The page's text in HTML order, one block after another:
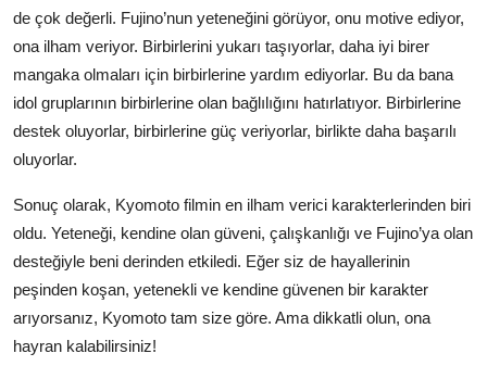
de çok değerli. Fujino’nun yeteneğini görüyor, onu motive ediyor,
ona ilham veriyor. Birbirlerini yukarı taşıyorlar, daha iyi birer
mangaka olmaları için birbirlerine yardım ediyorlar. Bu da bana
idol gruplarının birbirlerine olan bağlılığını hatırlatıyor. Birbirlerine
destek oluyorlar, birbirlerine güç veriyorlar, birlikte daha başarılı
oluyorlar.
Sonuç olarak, Kyomoto filmin en ilham verici karakterlerinden biri
oldu. Yeteneği, kendine olan güveni, çalışkanlığı ve Fujino’ya olan
desteğiyle beni derinden etkiledi. Eğer siz de hayallerinin
peşinden koşan, yetenekli ve kendine güvenen bir karakter
arıyorsanız, Kyomoto tam size göre. Ama dikkatli olun, ona
hayran kalabilirsiniz!